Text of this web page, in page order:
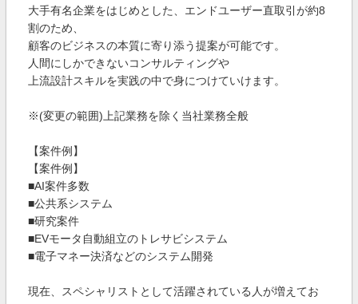
大手有名企業をはじめとした、エンドユーザー直取引が約8
割のため、
顧客のビジネスの本質に寄り添う提案が可能です。
人間にしかできないコンサルティングや
上流設計スキルを実践の中で身につけていけます。
※(変更の範囲)上記業務を除く当社業務全般
【案件例】
【案件例】
■AI案件多数
■公共系システム
■研究案件
■EVモータ自動組立のトレサビシステム
■電子マネー決済などのシステム開発
現在、スペシャリストとして活躍されている人が増えてお